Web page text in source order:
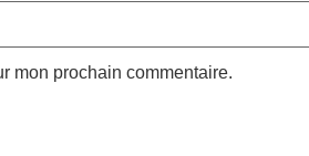
mon prochain commentaire.